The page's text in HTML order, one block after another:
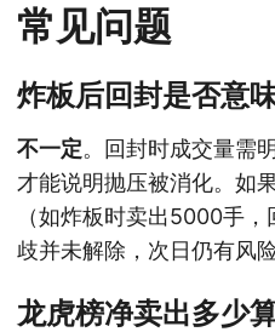
常见问题
炸板后回封是否意
不一定。回封时成交量需
才能说明抛压被消化。如
（如炸板时卖出5000手
歧并未解除，次日仍有风险
龙虎榜净卖出多少